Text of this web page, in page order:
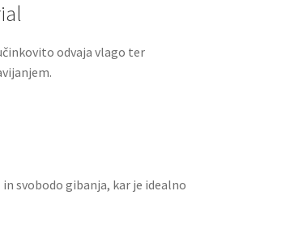
odvaja vlago ter
svobodo gibanja, kar je idealno